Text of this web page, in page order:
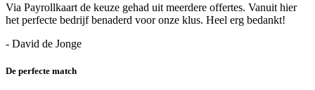
Via Payrollkaart de keuze gehad uit meerdere offertes. Vanuit hier
het perfecte bedrijf benaderd voor onze klus. Heel erg bedankt!
- David de Jonge
De perfecte match